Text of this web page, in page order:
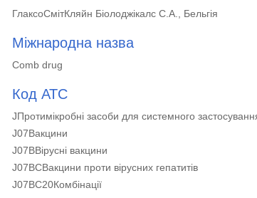
ГлаксоСмітКляйн Біолоджікалс С.А., Бельгія
Міжнародна назва
Comb drug
Код АТС
JПротимікробні засоби для системного
J07Вакцини
J07BВірусні вакцини
J07BCВакцини проти вірусних гепатитів
J07BC20Комбінації